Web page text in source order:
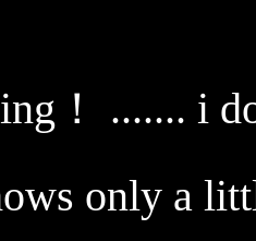
！ ....... i
only a